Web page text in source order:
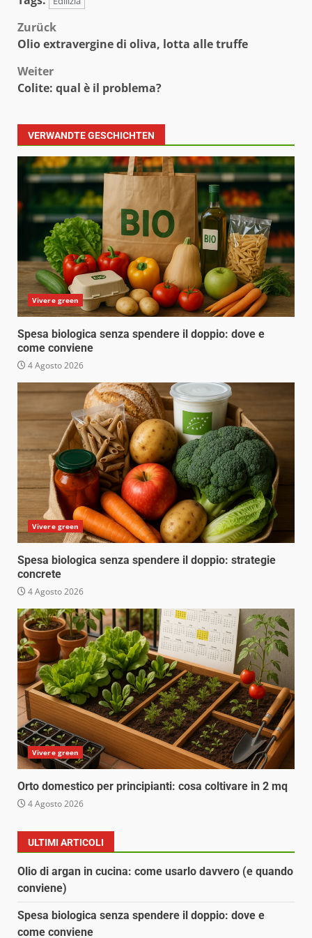
Beitragsnavigation
Zurück
Olio extravergine di oliva, lotta alle truffe
Weiter
Colite: qual è il problema?
VERWANDTE GESCHICHTEN
Vivere green
Spesa biologica senza spendere il doppio: dove e
come conviene
4 Agosto 2026
Vivere green
Spesa biologica senza spendere il doppio: strategie
concrete
4 Agosto 2026
Vivere green
Orto domestico per principianti: cosa coltivare in 2 mq
4 Agosto 2026
ULTIMI ARTICOLI
Olio di argan in cucina: come usarlo davvero (e quando
conviene)
Spesa biologica senza spendere il doppio: dove e
come conviene